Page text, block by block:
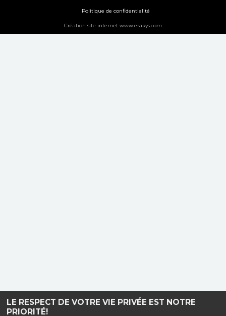
LE RESPECT DE VOTRE VIE PRIVÉE EST NOTRE
PRIORITÉ!
Politique de confidentialité
Création site internet www.erakys.com